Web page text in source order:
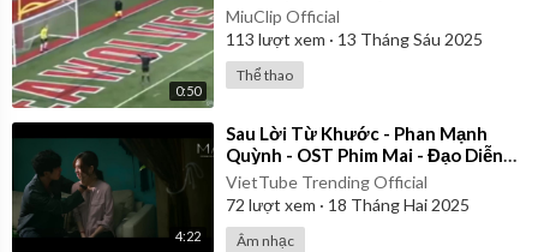
0:50
MiuClip Official
113 lượt xem · 13 Tháng Sáu 2025
Thể thao
4:22
⁣Sau Lời Từ Khước - Phan Mạnh
Quỳnh - OST Phim Mai - Đạo Diễn
Trấn Thành | Official Music Video
VietTube Trending Official
72 lượt xem · 18 Tháng Hai 2025
Âm nhạc